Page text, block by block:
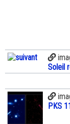
Soleil
PKS